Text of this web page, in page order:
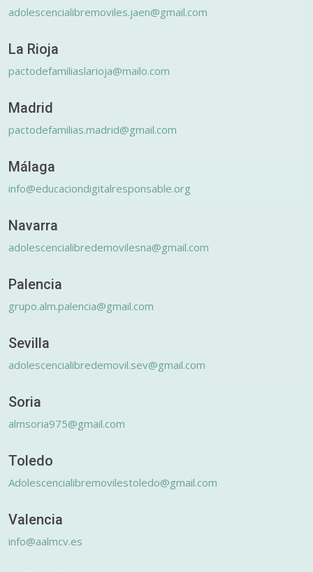
adolescencialibremoviles.jaen@gmail.com
La Rioja
pactodefamiliaslarioja@mailo.com
Madrid
pactodefamilias.madrid@gmail.com
Málaga
info@educaciondigitalresponsable.org
Navarra
adolescencialibredemovilesna@gmail.com
Palencia
grupo.alm.palencia@gmail.com
Sevilla
adolescencialibredemovil.sev@gmail.com
Soria
almsoria975@gmail.com
Toledo
Adolescencialibremovilestoledo@gmail.com
Valencia
info@aalmcv.es